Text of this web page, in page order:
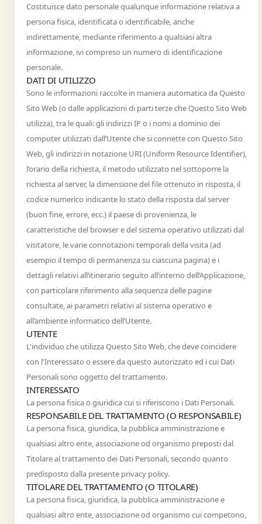
Costituisce dato personale qualunque informazione relativa a
persona fisica, identificata o identificabile, anche
indirettamente, mediante riferimento a qualsiasi altra
informazione, ivi compreso un numero di identificazione
personale.
DATI DI UTILIZZO
Sono le informazioni raccolte in maniera automatica da Questo
Sito Web (o dalle applicazioni di parti terze che Questo Sito Web
utilizza), tra le quali: gli indirizzi IP o i nomi a dominio dei
computer utilizzati dall’Utente che si connette con Questo Sito
Web, gli indirizzi in notazione URI (Uniform Resource Identifier),
l’orario della richiesta, il metodo utilizzato nel sottoporre la
richiesta al server, la dimensione del file ottenuto in risposta, il
codice numerico indicante lo stato della risposta dal server
(buon fine, errore, ecc.) il paese di provenienza, le
caratteristiche del browser e del sistema operativo utilizzati dal
visitatore, le varie connotazioni temporali della visita (ad
esempio il tempo di permanenza su ciascuna pagina) e i
dettagli relativi all’itinerario seguito all’interno dell’Applicazione,
con particolare riferimento alla sequenza delle pagine
consultate, ai parametri relativi al sistema operativo e
all’ambiente informatico dell’Utente.
UTENTE
L'individuo che utilizza Questo Sito Web, che deve coincidere
con l'Interessato o essere da questo autorizzato ed i cui Dati
Personali sono oggetto del trattamento.
INTERESSATO
La persona fisica o giuridica cui si riferiscono i Dati Personali.
RESPONSABILE DEL TRATTAMENTO (O RESPONSABILE)
La persona fisica, giuridica, la pubblica amministrazione e
qualsiasi altro ente, associazione od organismo preposti dal
Titolare al trattamento dei Dati Personali, secondo quanto
predisposto dalla presente privacy policy.
TITOLARE DEL TRATTAMENTO (O TITOLARE)
La persona fisica, giuridica, la pubblica amministrazione e
qualsiasi altro ente, associazione od organismo cui competono,